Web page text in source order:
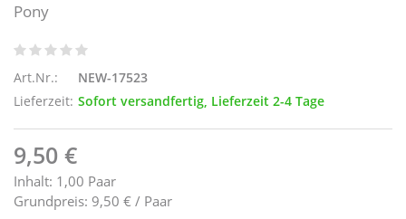
Pony
Art.Nr.:
NEW-17523
Lieferzeit: Sofort versandfertig, Lieferzeit 2-4 Tage
9,50 €
Inhalt: 1,00 Paar
Grundpreis: 9,50 € / Paar